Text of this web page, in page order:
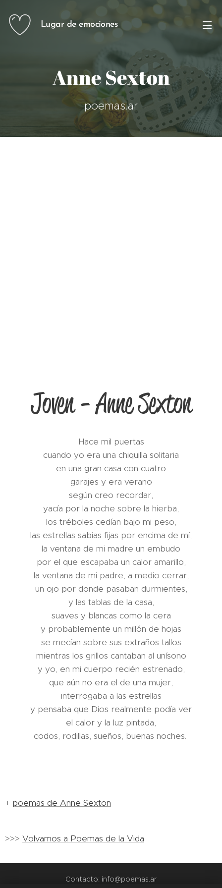
Lugar de emociones
Anne Sexton
poemas.ar
Joven - Anne Sexton
Hace mil puertas
cuando yo era una chiquilla solitaria
en una gran casa con cuatro
garajes y era verano
según creo recordar,
yacía por la noche sobre la hierba,
los tréboles cedían bajo mi peso,
las estrellas sabias fijas por encima de mí,
la ventana de mi madre un embudo
por el que escapaba un calor amarillo,
la ventana de mi padre, a medio cerrar,
un ojo por donde pasaban durmientes,
y las tablas de la casa,
suaves y blancas como la cera
y probablemente un millón de hojas
se mecían sobre sus extraños tallos
mientras los grillos cantaban al unísono
y yo, en mi cuerpo recién estrenado,
que aún no era el de una mujer,
interrogaba a las estrellas
y pensaba que Dios realmente podía ver
el calor y la luz pintada,
codos, rodillas, sueños, buenas noches.
+ poemas de Anne Sexton
>>> Volvamos a Poemas de la Vida
Contacto: info@poemas.ar